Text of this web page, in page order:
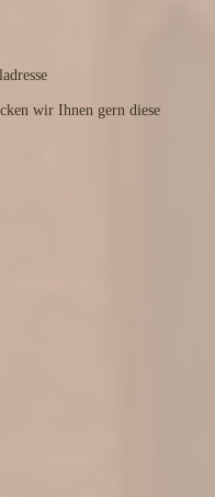
wir Ihnen gern diese